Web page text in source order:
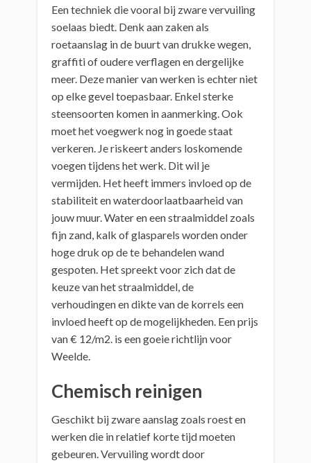
Een techniek die vooral bij zware vervuiling
soelaas biedt. Denk aan zaken als
roetaanslag in de buurt van drukke wegen,
graffiti of oudere verflagen en dergelijke
meer. Deze manier van werken is echter niet
op elke gevel toepasbaar. Enkel sterke
steensoorten komen in aanmerking. Ook
moet het voegwerk nog in goede staat
verkeren. Je riskeert anders loskomende
voegen tijdens het werk. Dit wil je
vermijden. Het heeft immers invloed op de
stabiliteit en waterdoorlaatbaarheid van
jouw muur. Water en een straalmiddel zoals
fijn zand, kalk of glasparels worden onder
hoge druk op de te behandelen wand
gespoten. Het spreekt voor zich dat de
keuze van het straalmiddel, de
verhoudingen en dikte van de korrels een
invloed heeft op de mogelijkheden. Een prijs
van € 12/m2. is een goeie richtlijn voor
Weelde.
Chemisch reinigen
Geschikt bij zware aanslag zoals roest en
werken die in relatief korte tijd moeten
gebeuren. Vervuiling wordt door